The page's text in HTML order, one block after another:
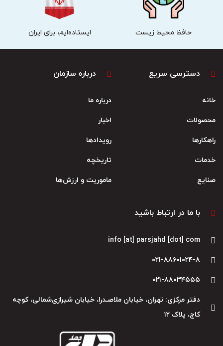
حافظ محیط زیست ایستاده‌ایم، برای ایران
دسترسی سریع
خانه
محصولات
راهکارها
خدمات
صنایع
درباره سازمان
درباره ما
اخبار
رویدادها
تاریخچه
ماموریت و ارزش‌ها
با ما در ارتباط باشید
info [at] parsjahd [dot] com
۰۲۱-۸۸۶۰۱۰۲۴-۸
۰۲۱-۸۸۰۳۴۵۵۵
دفتر مرکزی: تهران، خیابان ملاصـدرا، خیابان شیرازی‌شمالی، کوچه
کاج، پلاک ۱۲